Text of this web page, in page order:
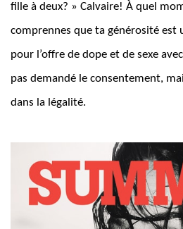
fille à deux? » Calvaire! À quel
comprennes que ta générosité est
pour l’offre de dope et de sexe
pas demandé le consentement,
dans la légalité.